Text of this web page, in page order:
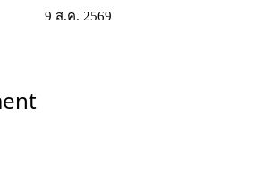
9 ส.ค. 2569